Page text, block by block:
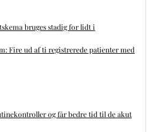
bruges stadig for lidt i
Fire ud af ti registrerede patienter med
og får bedre tid til de akut